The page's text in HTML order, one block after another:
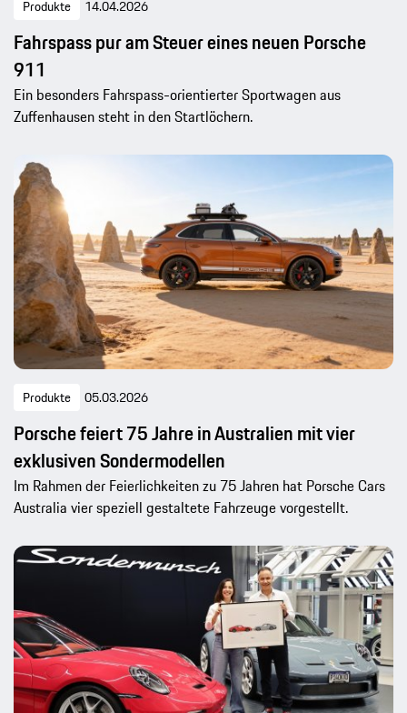
Produkte 14.04.2026
Fahrspass pur am Steuer eines neuen Porsche
911
Ein besonders Fahrspass-orientierter Sportwagen aus
Zuffenhausen steht in den Startlöchern.
Produkte 05.03.2026
Porsche feiert 75 Jahre in Australien mit vier
exklusiven Sondermodellen
Im Rahmen der Feierlichkeiten zu 75 Jahren hat Porsche Cars
Australia vier speziell gestaltete Fahrzeuge vorgestellt.